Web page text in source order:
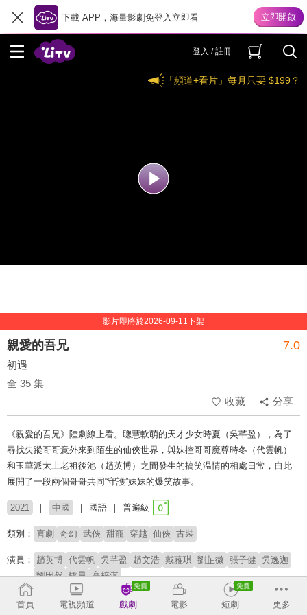
下載 APP，海量影劇免登入立即看
登入 / 註冊
「頻道+看片」每月只要 $199？
影片即將於2026-09-11下架
親愛的吾兄 7.0
初遇
全 35 集
收藏
分享
《親愛的吾兄》陸劇線上看。聰慧軟萌的天才少女時夏（吳芊盈），為了
尋找失蹤哥哥意外來到陌生的仙俠世界，與妹控哥哥魔尊時冬（代雲帆）
和玉華派太上老祖後池（趙英博）之間發生的搞笑温情的相處日常，自此
展開了一段兩個哥哥共同“守護”妹妹的爆笑故事。
2021 中國 國語 普遍級
類別： 喜劇 奇幻 武俠 甜寵 穿越 仙俠 古裝
演員： 趙英博 代雲帆 吳芊盈 趙文浩 戴蕥琪 劉芷微 張子健 吳逸迦
劉因然 矯昊 高梓淇
導演：
首頁 電視頻道 戲劇 電影 短劇 更多